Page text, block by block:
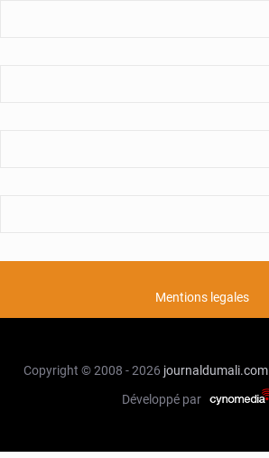
Mentions legales
Copyright © 2008 - 2026 journaldumali.com
Développé par